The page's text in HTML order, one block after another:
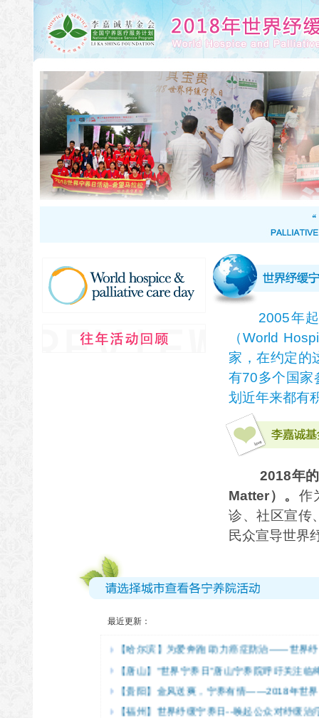
2005年起
（World
家，在约定的
有70多个国家
划近年来都有
2018年
Matter）。 作
诊、社区宣传
民众宣导世界
最近更新：
【福州】泪目！福建7400多名患者，生命的
【哈尔滨】为爱奔跑 助力癌症防治——世界
【唐山】“世界宁养日”唐山宁养院呼吁关注临
【贵阳】金风送爽，宁养有情——2018年世
【福州】世界纾缓宁养日--唤起公众对纾缓治
【石家庄】石家庄宁养院成功举办2018世界